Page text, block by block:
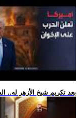
.. بعد تكريم شيخ الأزهر